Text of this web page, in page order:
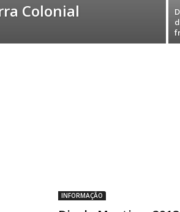
Colonial
INFORMAÇÃO